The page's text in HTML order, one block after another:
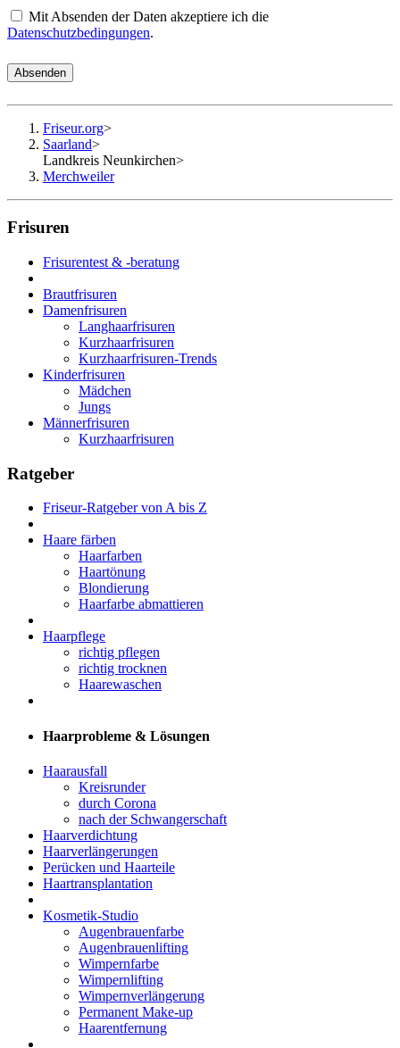
Mit Absenden der Daten akzeptiere ich die
Datenschutzbedingungen.
Absenden
Friseur.org>
Saarland>
Landkreis Neunkirchen>
Merchweiler
Frisuren
Frisurentest & -beratung
Brautfrisuren
Damenfrisuren
Langhaarfrisuren
Kurzhaarfrisuren
Kurzhaarfrisuren-Trends
Kinderfrisuren
Mädchen
Jungs
Männerfrisuren
Kurzhaarfrisuren
Ratgeber
Friseur-Ratgeber von A bis Z
Haare färben
Haarfarben
Haartönung
Blondierung
Haarfarbe abmattieren
Haarpflege
richtig pflegen
richtig trocknen
Haarewaschen
Haarprobleme & Lösungen
Haarausfall
Kreisrunder
durch Corona
nach der Schwangerschaft
Haarverdichtung
Haarverlängerungen
Perücken und Haarteile
Haartransplantation
Kosmetik-Studio
Augenbrauenfarbe
Augenbrauenlifting
Wimpernfarbe
Wimpernlifting
Wimpernverlängerung
Permanent Make-up
Haarentfernung